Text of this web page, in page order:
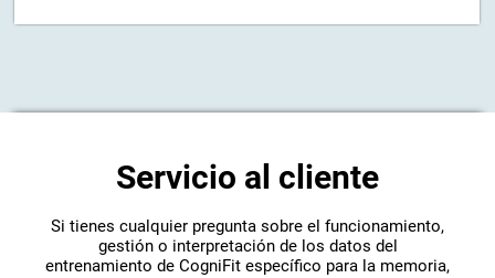
Servicio al cliente
Si tienes cualquier pregunta sobre el funcionamiento,
gestión o interpretación de los datos del
entrenamiento de CogniFit específico para la memoria,